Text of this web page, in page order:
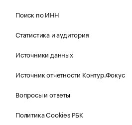
Поиск по ИНН
Статистика и аудитория
Источники данных
Источник отчетности Контур.Фокус
Вопросы и ответы
Политика Cookies РБК